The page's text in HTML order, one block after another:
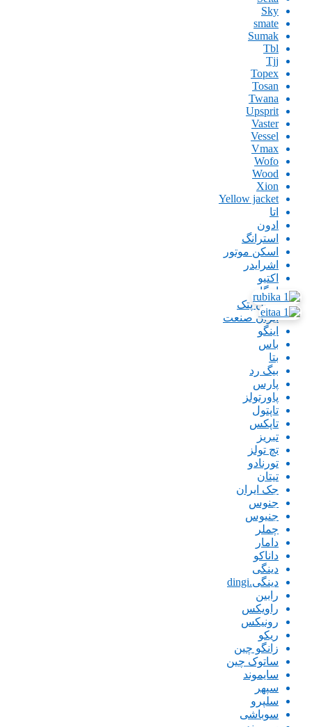
Sky
smate
Sumak
Tbl
Tjj
Topex
Tosan
Twana
Upsprit
Vaster
Vessel
Vmax
Wofo
Wood
Xion
Yellow jacket
اتا
ادون
استرانگ
اسکن موتور
اشرایدر
اکتیو
امگا
ایران پتک
ایران صنعت
اینگو
باس
بتا
بیگ رد
پارس
پاورتولز
تاپتول
تاپکس
تبریز
تچ تولز
تورنادو
تیتان
جک ایران
جنوس
جنیوس
چملر
دامار
داناکو
دینگی
دینگی.dingi
رابین
راویکس
رونیکس
ریکو
زانگو چین
ساتوک چین
سایموند
سپهر
سلپرو
سوباشی